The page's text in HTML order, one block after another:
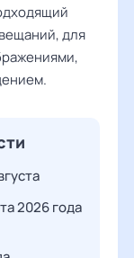
для
2026 года